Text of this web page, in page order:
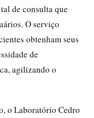
de consulta que
O serviço
obtenham seus
de
agilizando o
o Laboratório Cedro